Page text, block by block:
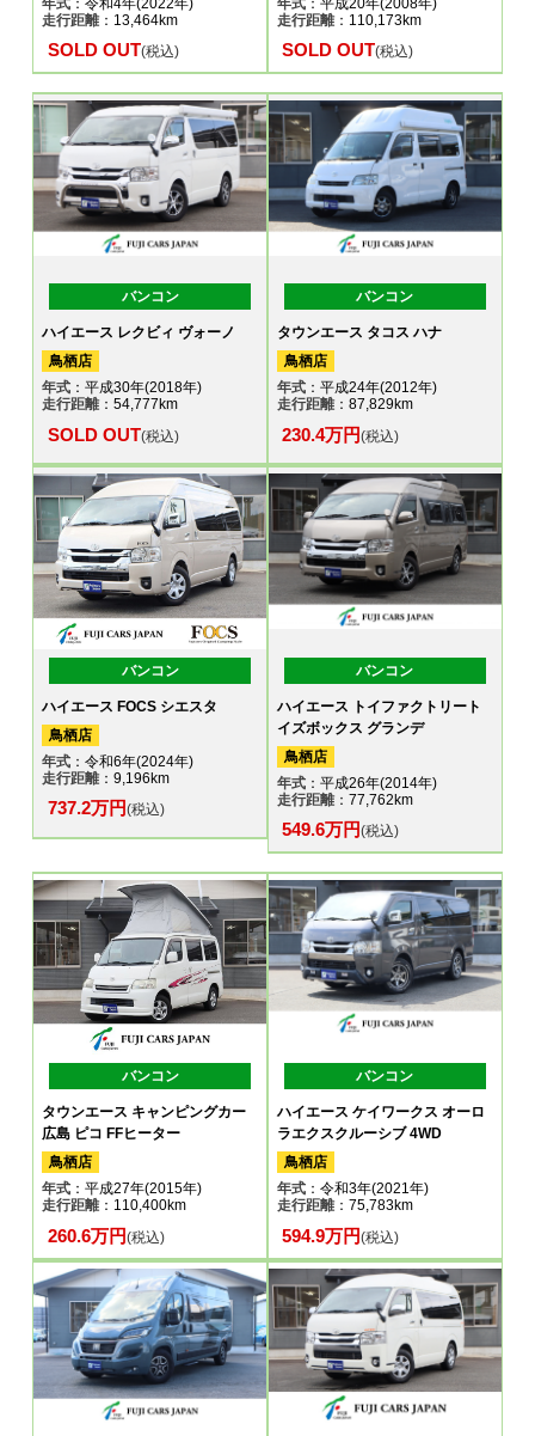
年式 ：令和4年(2022年)
走行距離：13,464km
SOLD OUT(税込)
年式：平成20年(2008年)
走行距離：110,173km
SOLD OUT(税込)
バンコン
ハイエース レクビィ ヴォーノ
鳥栖店
年式 ：平成30年(2018年)
走行距離：54,777km
SOLD OUT(税込)
バンコン
タウンエース タコス ハナ
鳥栖店
年式：平成24年(2012年)
走行距離：87,829km
230.4万円(税込)
バンコン
ハイエース FOCS シエスタ
鳥栖店
年式 ：令和6年(2024年)
走行距離：9,196km
737.2万円(税込)
バンコン
ハイエース トイファクトリート
イズボックス グランデ
鳥栖店
年式：平成26年(2014年)
走行距離：77,762km
549.6万円(税込)
バンコン
タウンエース キャンピングカー
広島 ピコ FFヒーター
鳥栖店
年式 ：平成27年(2015年)
走行距離：110,400km
260.6万円(税込)
バンコン
ハイエース ケイワークス オーロ
ラエクスクルーシブ 4WD
鳥栖店
年式：令和3年(2021年)
走行距離：75,783km
594.9万円(税込)